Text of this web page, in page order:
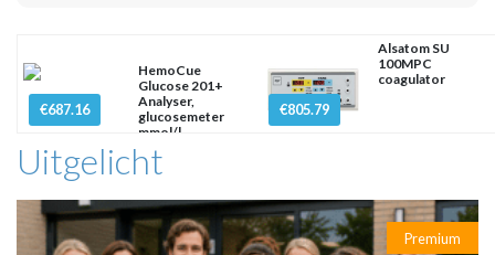
€687.16
HemoCue
Glucose 201+
Analyser,
glucosemeter
mmol/l
€805.79
Alsatom SU
100MPC
coagulator
Uitgelicht
Premium